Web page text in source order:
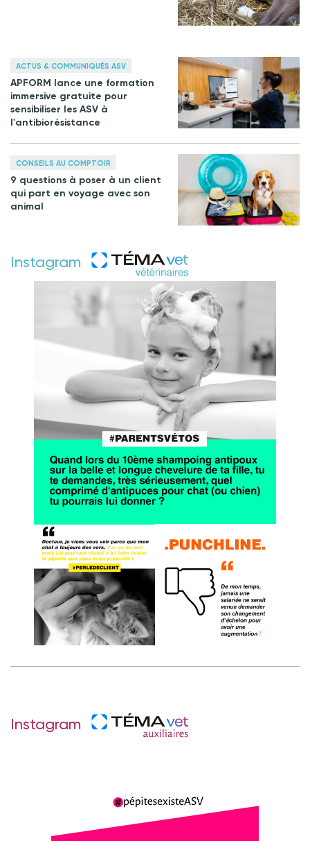
ACTUS & COMMUNIQUÉS ASV
APFORM lance une formation
immersive gratuite pour
sensibiliser les ASV à
l'antibiorésistance
CONSEILS AU COMPTOIR
9 questions à poser à un client
qui part en voyage avec son
animal
Instagram
Instagram